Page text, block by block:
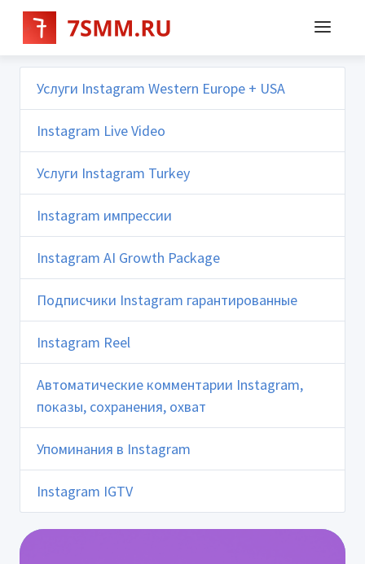
Услуги Instagram Western Europe + USA
Instagram Live Video
Услуги Instagram Turkey
Instagram импрессии
Instagram AI Growth Package
Подписчики Instagram гарантированные
Instagram Reel
Автоматические комментарии Instagram,
показы, сохранения, охват
Упоминания в Instagram
Instagram IGTV